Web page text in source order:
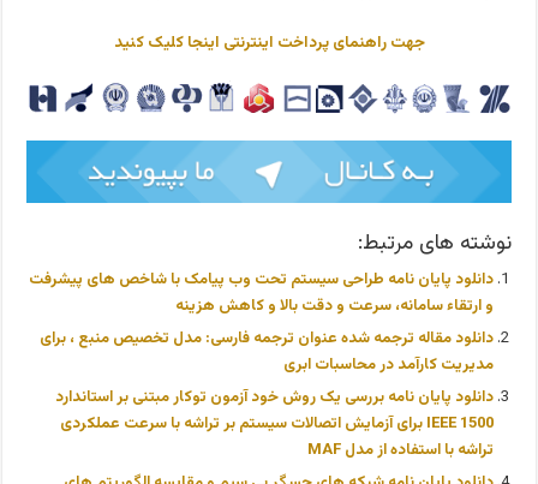
جهت راهنمای پرداخت اینترنتی اینجا کلیک کنید
نوشته های مرتبط:
دانلود پایان نامه طراحی سیستم تحت وب پیامک با شاخص های پیشرفت
و ارتقاء سامانه، سرعت و دقت بالا و کاهش هزینه
دانلود مقاله ترجمه شده عنوان ترجمه فارسی: مدل تخصیص منبع ، برای
مدیریت کارآمد در محاسبات ابری
دانلود پایان نامه بررسی يک روش خود آزمون توکار مبتنی بر استاندارد
IEEE 1500 برای آزمايش اتصالات سیستم بر تراشه با سرعت عملکردی
تراشه با استفاده از مدل MAF